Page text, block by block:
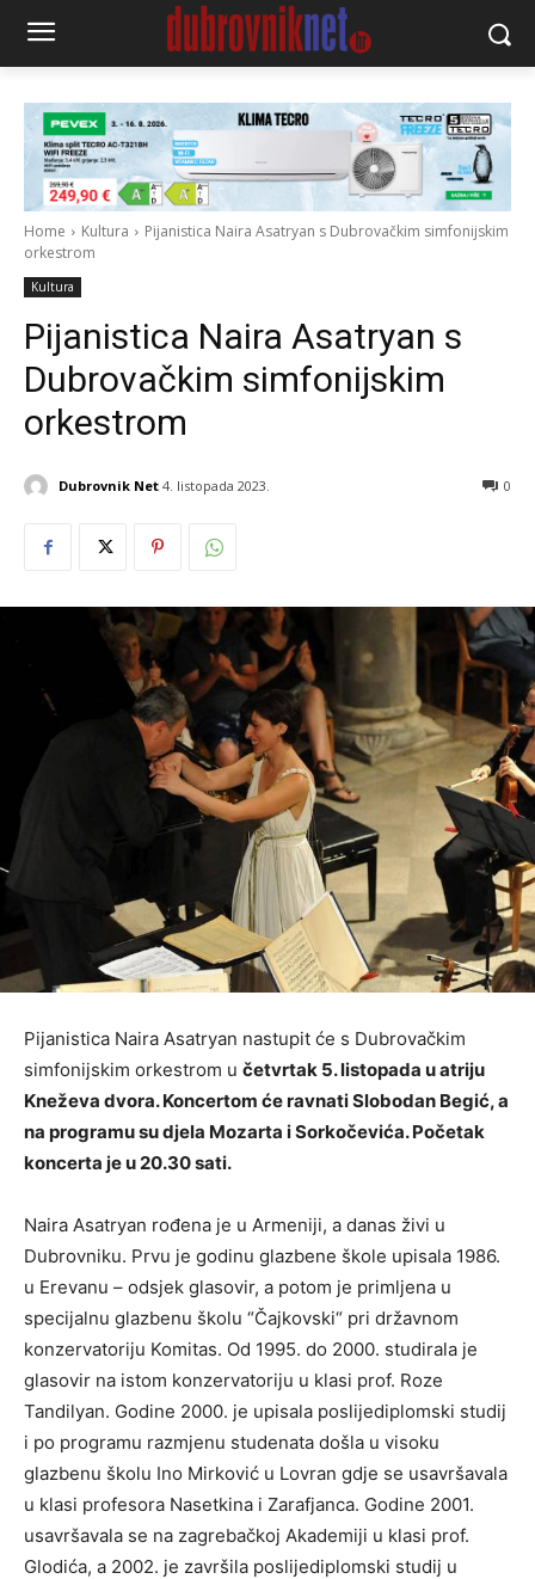
Home Kultura
Pijanistica Naira Asatryan s Dubrovačkim simfonijskim
orkestrom
Kultura
Pijanistica Naira Asatryan s
Dubrovačkim simfonijskim
orkestrom
Dubrovnik Net 4. listopada 2023. 0
Pijanistica Naira Asatryan nastupit će s Dubrovačkim
simfonijskim orkestrom u četvrtak 5. listopada u atriju
Kneževa dvora. Koncertom će ravnati Slobodan Begić, a
na programu su djela Mozarta i Sorkočevića. Početak
koncerta je u 20.30 sati.
Naira Asatryan rođena je u Armeniji, a danas živi u
Dubrovniku. Prvu je godinu glazbene škole upisala 1986.
u Erevanu – odsjek glasovir, a potom je primljena u
specijalnu glazbenu školu “Čajkovski“ pri državnom
konzervatoriju Komitas. Od 1995. do 2000. studirala je
glasovir na istom konzervatoriju u klasi prof. Roze
Tandilyan. Godine 2000. je upisala poslijediplomski studij
i po programu razmjenu studenata došla u visoku
glazbenu školu Ino Mirković u Lovran gdje se usavršavala
u klasi profesora Nasetkina i Zarafjanca. Godine 2001.
usavršavala se na zagrebačkoj Akademiji u klasi prof.
Glodića, a 2002. je završila poslijediplomski studij u